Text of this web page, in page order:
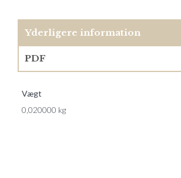
Yderligere information
PDF
Vægt
0,020000 kg